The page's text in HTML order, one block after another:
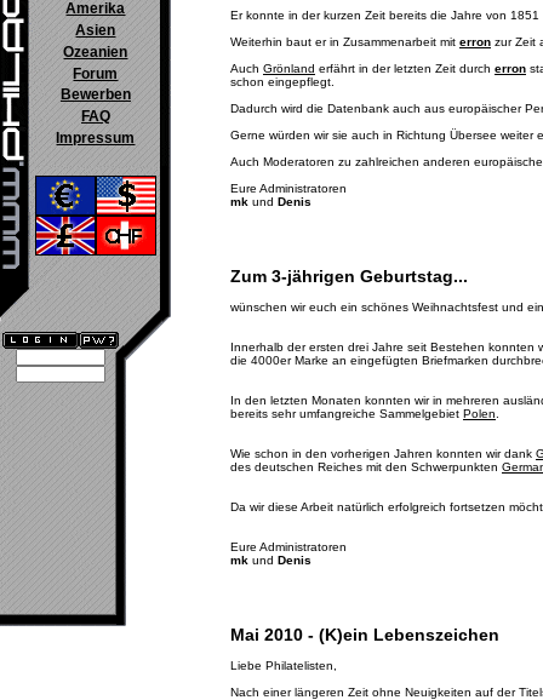
Amerika
Asien
Ozeanien
Forum
Bewerben
FAQ
Impressum
Er konnte in der kurzen Zeit bereits die Jahre von
Weiterhin baut er in Zusammenarbeit mit erron zur Zeit
Auch Grönland erfährt in der letzten Zeit durch erron
schon eingepflegt.
Dadurch wird die Datenbank auch aus europäischer
Gerne würden wir sie auch in Richtung Übersee weiter
Auch Moderatoren zu zahlreichen anderen
Eure Administratoren
mk und Denis
Zum 3-jährigen Geburtstag...
wünschen wir euch ein schönes Weihnachtsfest und
Innerhalb der ersten drei Jahre seit Bestehen
die 4000er Marke an eingefügten Briefmarken
In den letzten Monaten konnten wir in mehreren
bereits sehr umfangreiche Sammelgebiet Polen
Wie schon in den vorherigen Jahren konnten wir dank
des deutschen Reiches mit den Schwerpunkten
Da wir diese Arbeit natürlich erfolgreich fortsetzen
Eure Administratoren
mk und Denis
Mai 2010 - (K)ein Lebenszeichen
Liebe Philatelisten,
Nach einer längeren Zeit ohne Neuigkeiten auf der